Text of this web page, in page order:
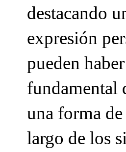
destacando
expresión
pueden
fundamental
una forma
largo de los